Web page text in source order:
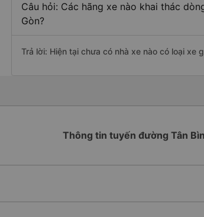
Câu hỏi: Các hãng xe nào khai thác
Gòn?
Trả lời: Hiện tại chưa có nhà xe nào có loại
Thông tin tuyến đường Tân